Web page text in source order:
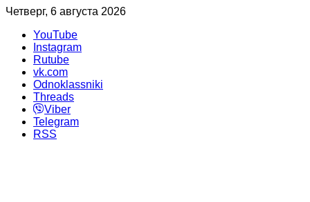
Четверг, 6 августа 2026
YouTube
Instagram
Rutube
vk.com
Odnoklassniki
Threads
Viber
Telegram
RSS